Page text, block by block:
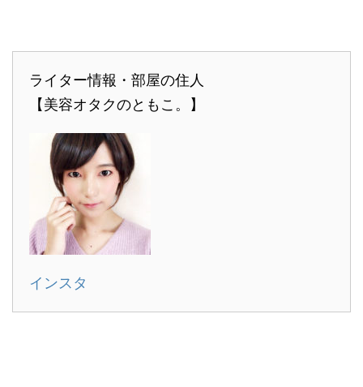
ライター情報・部屋の住人
【美容オタクのともこ。】
インスタ